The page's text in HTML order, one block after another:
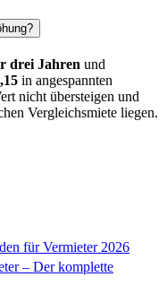
drei Jahren und
in angespannten
nicht übersteigen und
Vergleichsmiete liegen.
für Vermieter 2026
– Der komplette